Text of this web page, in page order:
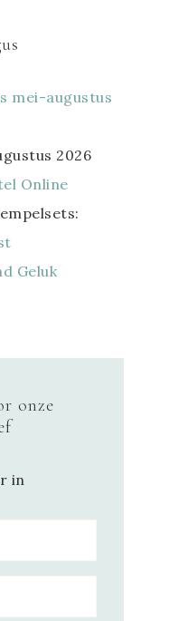
2026
Online
Geluk
onze
in